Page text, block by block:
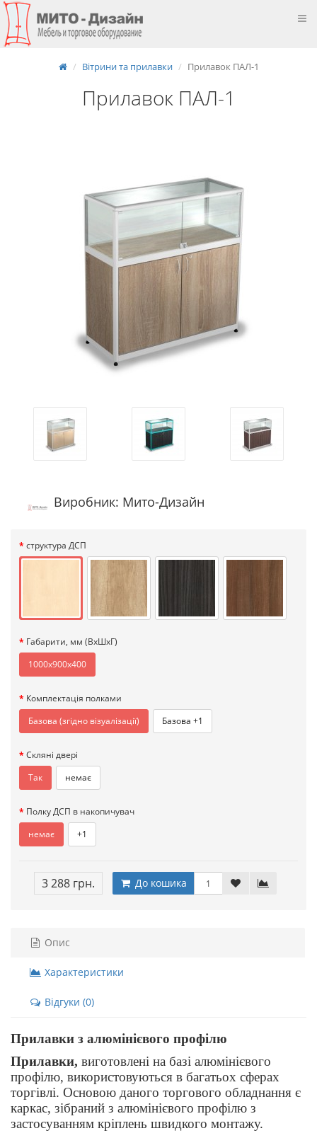
Вітрини та прилавки Прилавок ПАЛ-1
Прилавок ПАЛ-1
Виробник: Мито-Дизайн
структура ДСП
Габарити, мм (ВxШхГ)
1000x900x400
Комплектація полками
Базова (згідно візуалізації)
Базова +1
Скляні двері
Так
немає
Полку ДСП в накопичувач
немає
+1
3 288 грн. До кошика
Опис
Характеристики
Відгуки (0)
Прилавки з алюмінієвого профілю
Прилавки, виготовлені на базі алюмінієвого
профілю, використовуються в багатьох сферах
торгівлі. Основою даного торгового обладнання є
каркас, зібраний з алюмінієвого профілю з
застосуванням кріплень швидкого монтажу.